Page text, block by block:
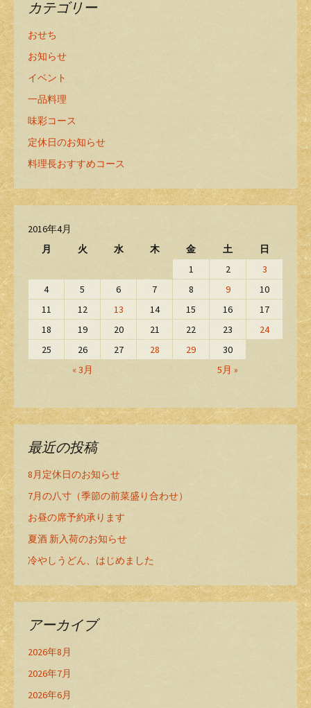
カテゴリー
おせち
お知らせ
イベント
一品料理
味彩コース
定休日のお知らせ
料理長おすすめコース
2016年4月
月
火 水 木 金 土 日
« 3月 5月 »
1 2
3
4
5 6 7 8 9
10
11
12 13 14 15 16
17
18
19 20 21 22 23
24
25
26 27 28 29 30
最近の投稿
8月定休日のお知らせ
7月の八寸（季節の前菜盛り合わせ）
お昼の席予約承ります
夏酒 新入荷のお知らせ
冷やしうどん、はじめました
アーカイブ
2026年8月
2026年7月
2026年6月